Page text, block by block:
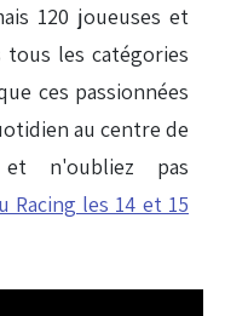
120 joueuses et
les catégories
ces passionnées
au centre de
n'oubliez pas
les 14 et 15